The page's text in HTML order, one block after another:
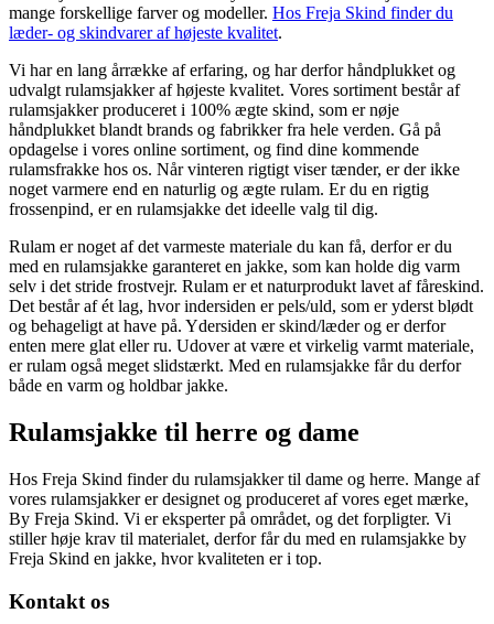
mange forskellige farver og modeller. Hos Freja Skind finder du
læder- og skindvarer af højeste kvalitet.
Vi har en lang årrække af erfaring, og har derfor håndplukket og
udvalgt rulamsjakker af højeste kvalitet. Vores sortiment består af
rulamsjakker produceret i 100% ægte skind, som er nøje
håndplukket blandt brands og fabrikker fra hele verden. Gå på
opdagelse i vores online sortiment, og find dine kommende
rulamsfrakke hos os. Når vinteren rigtigt viser tænder, er der ikke
noget varmere end en naturlig og ægte rulam. Er du en rigtig
frossenpind, er en rulamsjakke det ideelle valg til dig.
Rulam er noget af det varmeste materiale du kan få, derfor er du
med en rulamsjakke garanteret en jakke, som kan holde dig varm
selv i det stride frostvejr. Rulam er et naturprodukt lavet af fåreskind.
Det består af ét lag, hvor indersiden er pels/uld, som er yderst blødt
og behageligt at have på. Ydersiden er skind/læder og er derfor
enten mere glat eller ru. Udover at være et virkelig varmt materiale,
er rulam også meget slidstærkt. Med en rulamsjakke får du derfor
både en varm og holdbar jakke.
Rulamsjakke til herre og dame
Hos Freja Skind finder du rulamsjakker til dame og herre. Mange af
vores rulamsjakker er designet og produceret af vores eget mærke,
By Freja Skind. Vi er eksperter på området, og det forpligter. Vi
stiller høje krav til materialet, derfor får du med en rulamsjakke by
Freja Skind en jakke, hvor kvaliteten er i top.
Kontakt os